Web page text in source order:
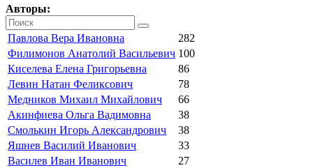
Авторы:
Павлова Вера Ивановна
282
Филимонов Анатолий Васильевич 100
Киселева Елена Григорьевна
86
Левин Натан Феликсович
78
Медников Михаил Михайлович
66
Акинфиева Ольга Вадимовна
38
Смолькин Игорь Александрович
38
Яшнев Василий Иванович
33
Василев Иван Иванович
27